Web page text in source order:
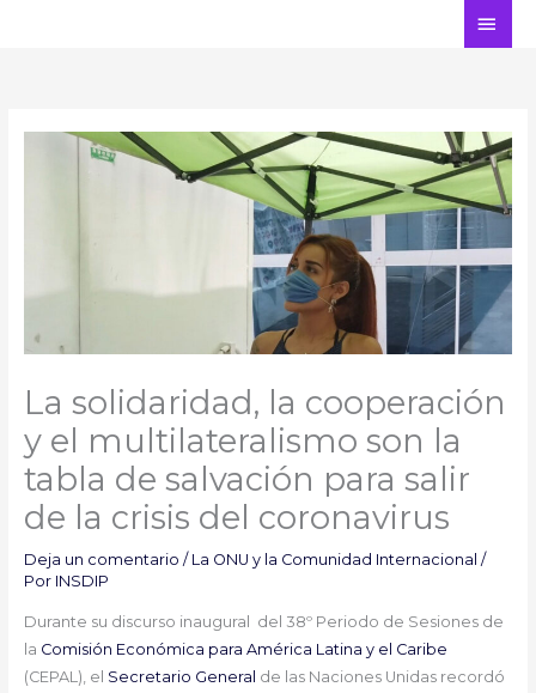
La solidaridad, la cooperación
y el multilateralismo son la
tabla de salvación para salir
de la crisis del coronavirus
Deja un comentario / La ONU y la Comunidad Internacional /
Por INSDIP
Durante su discurso inaugural del 38º Periodo de Sesiones de
la Comisión Económica para América Latina y el Caribe
(CEPAL), el Secretario General de las Naciones Unidas recordó